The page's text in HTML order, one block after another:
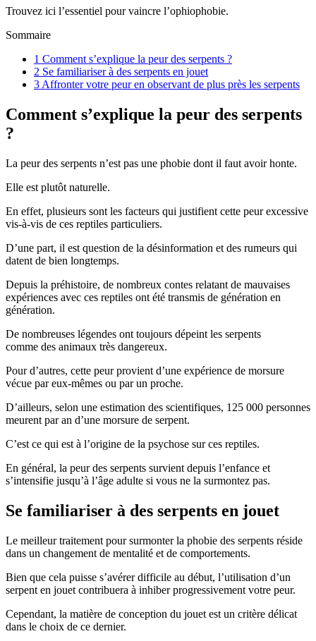
Trouvez ici l’essentiel pour vaincre l’ophiophobie.
Sommaire
1 Comment s’explique la peur des serpents ?
2 Se familiariser à des serpents en jouet
3 Affronter votre peur en observant de plus près les serpents
Comment s’explique la peur des serpents
?
La peur des serpents n’est pas une phobie dont il faut avoir honte.
Elle est plutôt naturelle.
En effet, plusieurs sont les facteurs qui justifient cette peur excessive
vis-à-vis de ces reptiles particuliers.
D’une part, il est question de la désinformation et des rumeurs qui
datent de bien longtemps.
Depuis la préhistoire, de nombreux contes relatant de mauvaises
expériences avec ces reptiles ont été transmis de génération en
génération.
De nombreuses légendes ont toujours dépeint les serpents
comme des animaux très dangereux.
Pour d’autres, cette peur provient d’une expérience de morsure
vécue par eux-mêmes ou par un proche.
D’ailleurs, selon une estimation des scientifiques, 125 000 personnes
meurent par an d’une morsure de serpent.
C’est ce qui est à l’origine de la psychose sur ces reptiles.
En général, la peur des serpents survient depuis l’enfance et
s’intensifie jusqu’à l’âge adulte si vous ne la surmontez pas.
Se familiariser à des serpents en jouet
Le meilleur traitement pour surmonter la phobie des serpents réside
dans un changement de mentalité et de comportements.
Bien que cela puisse s’avérer difficile au début, l’utilisation d’un
serpent en jouet contribuera à inhiber progressivement votre peur.
Cependant, la matière de conception du jouet est un critère délicat
dans le choix de ce dernier.